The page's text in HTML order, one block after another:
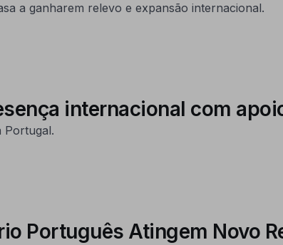
a ganharem relevo e expansão internacional.
internacional com
Portugal.
Português Atingem Novo